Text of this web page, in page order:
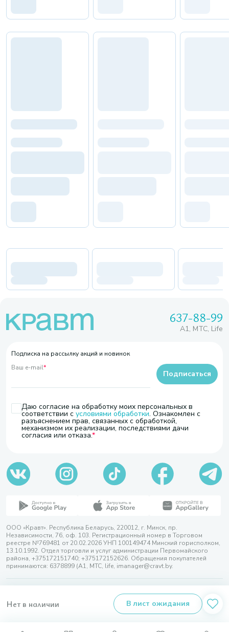
Нет в наличии В лист ожидания
637-88-99
A1, МТС, Life
Подписка на рассылку акций и новинок
Ваш e-mail*
Даю согласие на обработку моих персональных в
соответствии с условиями обработки. Ознакомлен с
разъяснением прав, связанных с обработкой,
механизмом их реализации, последствиями дачи
согласия или отказа.
Подписаться
ООО «Кравт». Республика Беларусь, 220012, г. Минск, пр.
Независимости, 76, оф. 103. Регистрационный номер в Торговом
реестре №769481 от 20.02.2026 УНП 100149474 Минский горисполком,
13.10.1992. Отдел торговли и услуг администрации Первомайского
района, +375172151740; +375172152626. Обращения покупателей
принимаются: 6378899 (А1, МТС, life, imanager@cravt.by.
Разработка сайта — SLAM
Выбор настроек Cookie